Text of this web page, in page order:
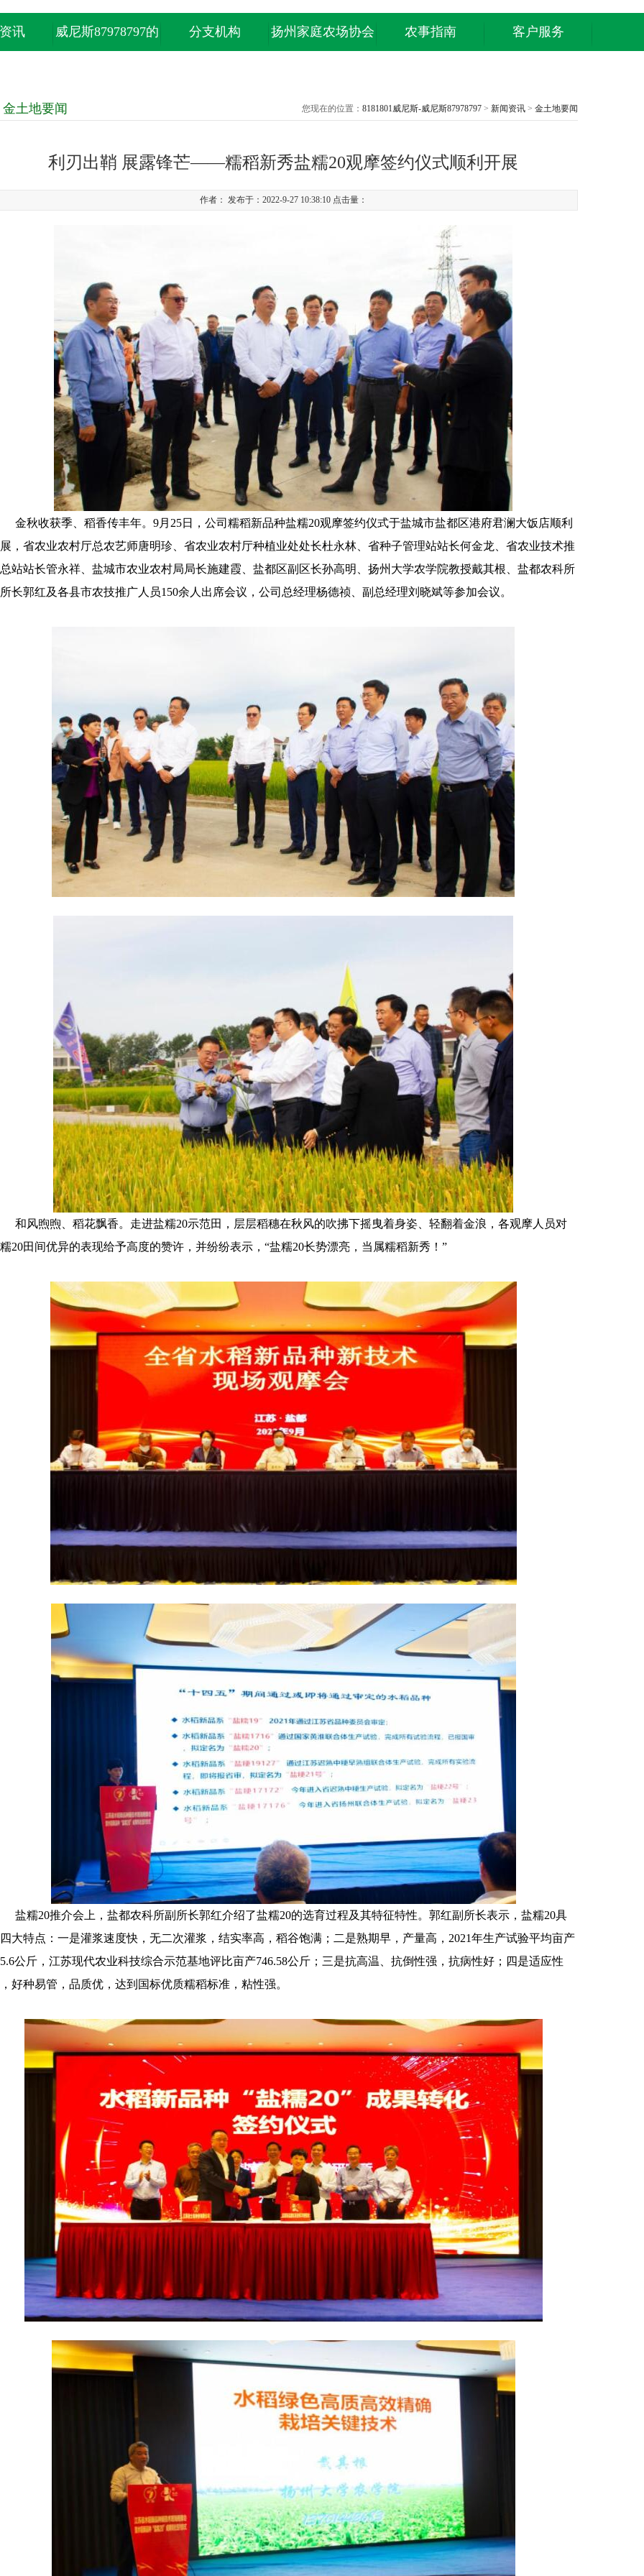
讯 威尼斯87978797的 分支机构 扬州家庭农场协会 农事指南 客户服务
金土地要闻 您现在的位置： 8181801威尼斯-威尼斯87978797 > 新闻资讯 > 金土地要闻
利刃出鞘 展露锋芒——糯稻新秀盐糯20观摩签约仪式顺利开展
作者： 发布于：2022-9-27 10:38:10 点击量：
金秋收获季、稻香传丰年。9月25日，公司糯稻新品种盐糯20观摩签约仪式于盐城市盐都区港府君澜大饭店顺利
，省农业农村厅总农艺师唐明珍、省农业农村厅种植业处处长杜永林、省种子管理站站长何金龙、省农业技术推
站站长管永祥、盐城市农业农村局局长施建霞、盐都区副区长孙高明、扬州大学农学院教授戴其根、盐都农科所
长郭红及各县市农技推广人员150余人出席会议，公司总经理杨德祯、副总经理刘晓斌等参加会议。
和风煦煦、稻花飘香。走进盐糯20示范田，层层稻穗在秋风的吹拂下摇曳着身姿、轻翻着金浪，各观摩人员对
20田间优异的表现给予高度的赞许，并纷纷表示，“盐糯20长势漂亮，当属糯稻新秀！”
盐糯20推介会上，盐都农科所副所长郭红介绍了盐糯20的选育过程及其特征特性。郭红副所长表示，盐糯20具
大特点：一是灌浆速度快，无二次灌浆，结实率高，稻谷饱满；二是熟期早，产量高，2021年生产试验平均亩产
公斤，江苏现代农业科技综合示范基地评比亩产746.58公斤；三是抗高温、抗倒性强，抗病性好；四是适应性
好种易管，品质优，达到国标优质糯稻标准，粘性强。